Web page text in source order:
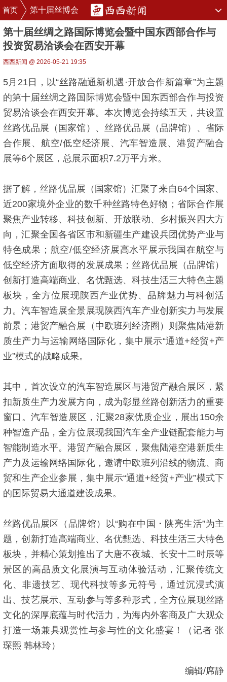
首页 第十届丝博会
第十届丝绸之路国际博览会暨中国东西部合作与
投资贸易洽谈会在西安开幕
西西新闻 @ 2026-05-21 19:35
5月21日，以“丝路融通新机遇·开放合作新篇章”为主题
的第十届丝绸之路国际博览会暨中国东西部合作与投资
贸易洽谈会在西安开幕。本次博览会持续五天，共设置
丝路优品展（国家馆）、丝路优品展（品牌馆）、省际
合作展、航空/低空经济展、汽车智造展、港贸产融合
展等6个展区，总展示面积7.2万平方米。
据了解，丝路优品展（国家馆）汇聚了来自64个国家、
近200家境外企业的数千种丝路特色好物；省际合作展
聚焦产业转移、科技创新、开放联动、乡村振兴四大方
向，汇聚全国各省区市和新疆生产建设兵团优势产业与
特色成果；航空/低空经济展高水平展示我国在航空与
低空经济方面取得的发展成果；丝路优品展（品牌馆）
创新打造高端商业、名优甄选、科技生活三大特色主题
板块，全方位展现陕西产业优势、品牌魅力与科创活
力。汽车智造展全景展现陕西汽车产业创新实力与发展
前景；港贸产融合展（中欧班列经济圈）则聚焦陆港新
质生产力与运输网络国际化，集中展示“通道+经贸+产
业”模式的战略成果。
其中，首次设立的汽车智造展区与港贸产融合展区，紧
扣新质生产力发展方向，成为彰显丝路创新活力的重要
窗口。汽车智造展区，汇聚28家优质企业，展出150余
种智造产品，全方位展现我国汽车全产业链配套能力与
智能制造水平。港贸产融合展区，聚焦陆港空港新质生
产力及运输网络国际化，邀请中欧班列沿线的物流、商
贸和生产企业参展，集中展示“通道+经贸+产业”模式下
的国际贸易大通道建设成果。
丝路优品展区（品牌馆）以“购在中国・陕亮生活”为主
题，创新打造高端商业、名优甄选、科技生活三大特色
板块，并精心策划推出了大唐不夜城、长安十二时辰等
景区的高品质文化展演与互动体验活动，汇聚传统文
化、非遗技艺、现代科技等多元符号，通过沉浸式演
出、技艺展示、互动参与等多种形式，全方位展现丝路
文化的深厚底蕴与时代活力，为海内外客商及广大观众
打造一场兼具观赏性与参与性的文化盛宴！（记者 张
琛熙 韩林玲）
编辑/席静